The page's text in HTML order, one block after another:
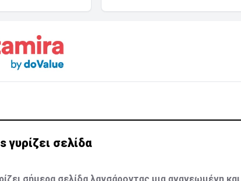
γυρίζει σελίδα
σήμερα σελίδα λανσάροντας μια ανανεωμένη και